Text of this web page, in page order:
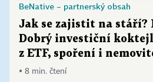
BeNative – partnerský obsah
Jak se zajistit na stáří?
Dobrý investiční
z ETF, spoření i
▪ 8 min. čtení